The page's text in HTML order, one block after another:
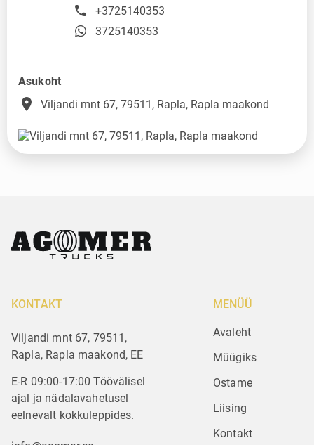
+3725140353
3725140353
Asukoht
place Viljandi mnt 67, 79511, Rapla, Rapla maakond
KONTAKT
Viljandi mnt 67, 79511,
Rapla, Rapla maakond, EE
E-R 09:00-17:00 Töövälisel
ajal ja nädalavahetusel
eelnevalt kokkuleppides.
MENÜÜ
Avaleht
Müügiks
Ostame
Liising
Kontakt